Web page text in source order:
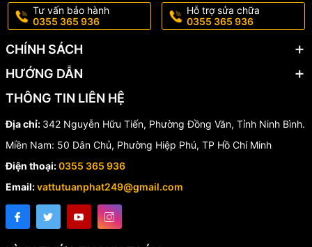
🏆 Vì Sao Nên Chọn Nắp
Bàn Cầu Trẻ Em HA-25?
✔ Thiết kế thân thiện với trẻ nhỏ.
✔ Rơi êm an toàn, chống kẹp tay.
✔ Chất liệu PP bền đẹp, dễ vệ sinh.
✔ Chống bám bẩn, chống mùi hiệu quả.
✔ Thương hiệu CHA – Hùng Anh uy tín.
✔ Giá thành hợp lý, độ bền cao.
📞 Liên Hệ Tư Vấn Và Đặt
Hàng
Tư vấn bảo hành
0355 365 936
Hỗ trợ sửa chữa
0355 365 936
CHÍNH SÁCH
HƯỚNG DẪN
THÔNG TIN LIÊN HỆ
Địa chỉ: 342 Nguyễn Hữu Tiến, Phường Đồng Văn, Tỉnh Ninh Bình.
Miền Nam: 50 Dân Chủ, Phường Hiệp Phú, TP Hồ Chí Minh
Điện thoại:0355 365 936
Email:vattutuanphat249@gmail.com